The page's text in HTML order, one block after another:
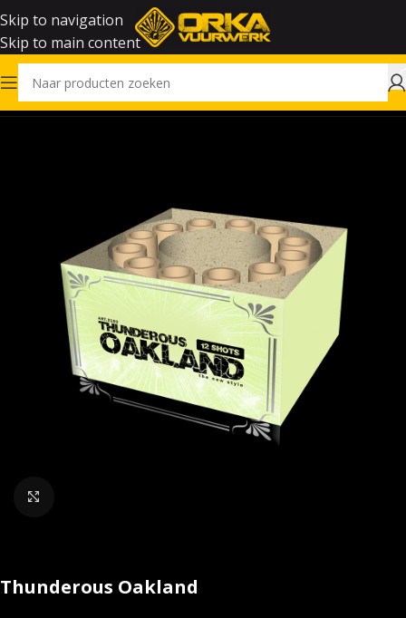
Skip to navigation
Skip to main content
Home Vuurwerk
Thunderous Oakland